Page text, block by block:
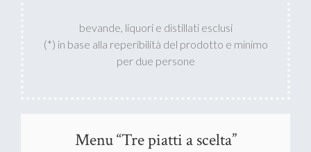
bevande, liquori e distillati esclusi
(*) in base alla reperibilità del prodotto e minimo
per due persone
Menu “Tre piatti a scelta”